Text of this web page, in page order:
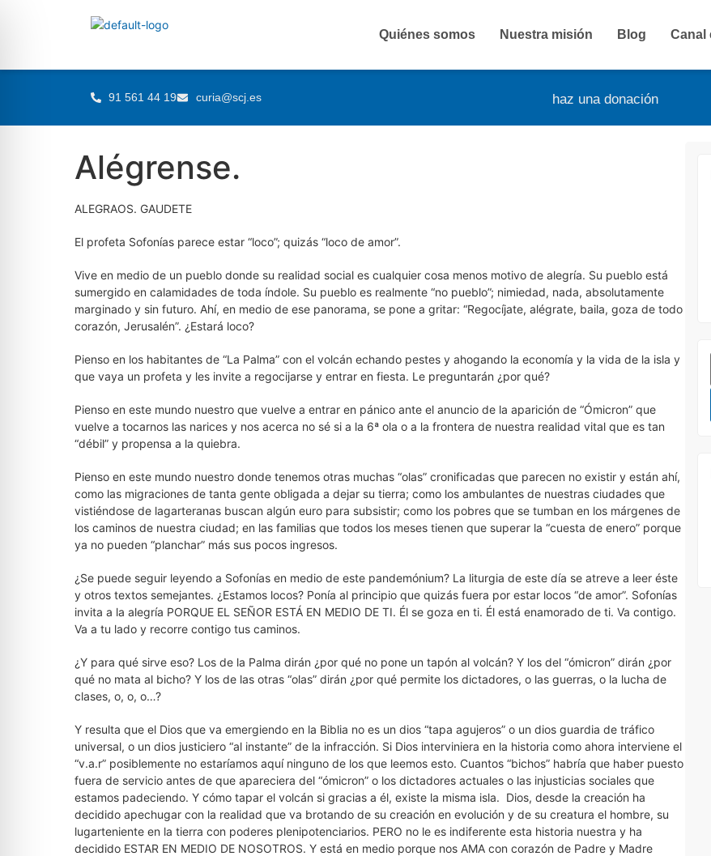
91 561 44 19 curia@scj.es haz una donación
Quiénes somos Nuestra misión Blog Canal
Alégrense.
ALEGRAOS. GAUDETE
El profeta Sofonías parece estar “loco”; quizás “loco de amor”.
Vive en medio de un pueblo donde su realidad social es cualquier cosa menos motivo de alegría. Su pueblo está
sumergido en calamidades de toda índole. Su pueblo es realmente “no pueblo”; nimiedad, nada, absolutamente
marginado y sin futuro. Ahí, en medio de ese panorama, se pone a gritar: “Regocíjate, alégrate, baila, goza de todo
corazón, Jerusalén”. ¿Estará loco?
Pienso en los habitantes de “La Palma” con el volcán echando pestes y ahogando la economía y la vida de la isla y
que vaya un profeta y les invite a regocijarse y entrar en fiesta. Le preguntarán ¿por qué?
Pienso en este mundo nuestro que vuelve a entrar en pánico ante el anuncio de la aparición de “Ómicron” que
vuelve a tocarnos las narices y nos acerca no sé si a la 6ª ola o a la frontera de nuestra realidad vital que es tan
“débil” y propensa a la quiebra.
Pienso en este mundo nuestro donde tenemos otras muchas “olas” cronificadas que parecen no existir y están ahí,
como las migraciones de tanta gente obligada a dejar su tierra; como los ambulantes de nuestras ciudades que
vistiéndose de lagarteranas buscan algún euro para subsistir; como los pobres que se tumban en los márgenes de
los caminos de nuestra ciudad; en las familias que todos los meses tienen que superar la “cuesta de enero” porque
ya no pueden “planchar” más sus pocos ingresos.
¿Se puede seguir leyendo a Sofonías en medio de este pandemónium? La liturgia de este día se atreve a leer éste
y otros textos semejantes. ¿Estamos locos? Ponía al principio que quizás fuera por estar locos “de amor”. Sofonías
invita a la alegría PORQUE EL SEÑOR ESTÁ EN MEDIO DE TI. Él se goza en ti. Él está enamorado de ti. Va contigo.
Va a tu lado y recorre contigo tus caminos.
¿Y para qué sirve eso? Los de la Palma dirán ¿por qué no pone un tapón al volcán? Y los del “ómicron” dirán ¿por
qué no mata al bicho? Y los de las otras “olas” dirán ¿por qué permite los dictadores, o las guerras, o la lucha de
clases, o, o, o…?
Y resulta que el Dios que va emergiendo en la Biblia no es un dios “tapa agujeros” o un dios guardia de tráfico
universal, o un dios justiciero “al instante” de la infracción. Si Dios interviniera en la historia como ahora interviene el
“v.a.r” posiblemente no estaríamos aquí ninguno de los que leemos esto. Cuantos “bichos” habría que haber puesto
fuera de servicio antes de que apareciera del “ómicron” o los dictadores actuales o las injusticias sociales que
estamos padeciendo. Y cómo tapar el volcán si gracias a él, existe la misma isla. Dios, desde la creación ha
decidido apechugar con la realidad que va brotando de su creación en evolución y de su creatura el hombre, su
lugarteniente en la tierra con poderes plenipotenciarios. PERO no le es indiferente esta historia nuestra y ha
decidido ESTAR EN MEDIO DE NOSOTROS. Y está en medio porque nos AMA con corazón de Padre y Madre